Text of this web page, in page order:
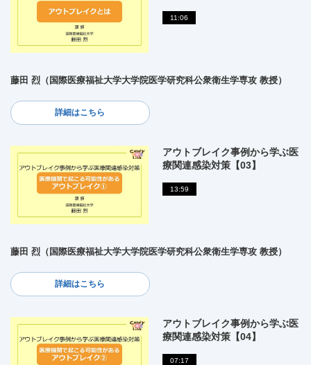
11:06
藤田 烈（国際医療福祉大学大学院医学研究科公衆衛生学専攻 教授）
詳細はこちら
アウトブレイク事例から学ぶ医
療関連感染対策【03】
13:59
藤田 烈（国際医療福祉大学大学院医学研究科公衆衛生学専攻 教授）
詳細はこちら
アウトブレイク事例から学ぶ医
療関連感染対策【04】
07:17